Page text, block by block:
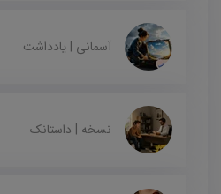
آسمانی | یادداشت
نسخه | داستانک